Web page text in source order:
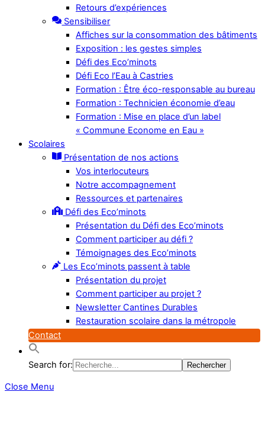
Retours d’expériences
Sensibiliser
Affiches sur la consommation des bâtiments
Exposition : les gestes simples
Défi des Eco’minots
Défi Eco l’Eau à Castries
Formation : Être éco-responsable au bureau
Formation : Technicien économie d’eau
Formation : Mise en place d’un label
« Commune Econome en Eau »
Scolaires
Présentation de nos actions
Vos interlocuteurs
Notre accompagnement
Ressources et partenaires
Défi des Eco’minots
Présentation du Défi des Eco’minots
Comment participer au défi ?
Témoignages des Eco’minots
Les Eco’minots passent à table
Présentation du projet
Comment participer au projet ?
Newsletter Cantines Durables
Restauration scolaire dans la métropole
Contact
Search for:
Close Menu